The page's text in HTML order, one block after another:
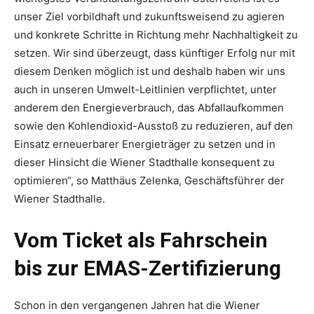
unser Ziel vorbildhaft und zukunftsweisend zu agieren
und konkrete Schritte in Richtung mehr Nachhaltigkeit zu
setzen. Wir sind überzeugt, dass künftiger Erfolg nur mit
diesem Denken möglich ist und deshalb haben wir uns
auch in unseren Umwelt-Leitlinien verpflichtet, unter
anderem den Energie­verbrauch, das Abfallaufkommen
sowie den Kohlendioxid-Ausstoß zu reduzieren, auf den
Einsatz erneuerbarer Energieträger zu setzen und in
dieser Hinsicht die Wiener Stadthalle konsequent zu
optimieren“, so Matthäus Zelenka, Geschäftsführer der
Wiener Stadthalle.
Vom Ticket als Fahrschein
bis zur EMAS-Zertifizierung
Schon in den vergangenen Jahren hat die Wiener